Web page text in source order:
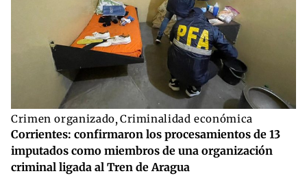
Crimen organizado,Criminalidad económica
Corrientes: confirmaron los procesamientos de 13
imputados como miembros de una organización
criminal ligada al Tren de Aragua